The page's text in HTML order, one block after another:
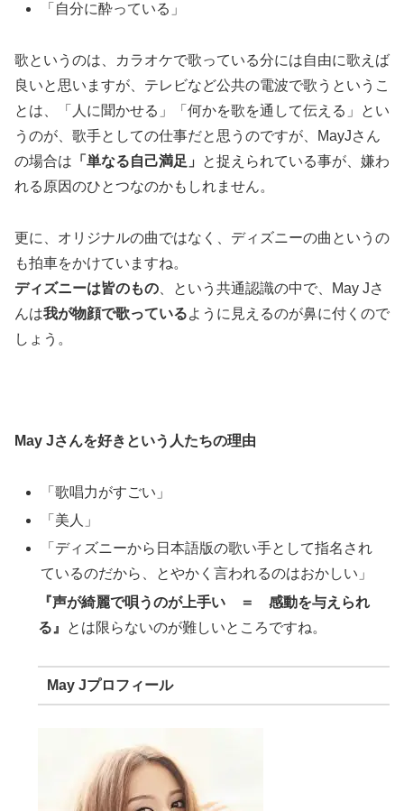
「自分に酔っている」
歌というのは、カラオケで歌っている分には自由に歌えば
良いと思いますが、テレビなど公共の電波で歌うというこ
とは、「人に聞かせる」「何かを歌を通して伝える」とい
うのが、歌手としての仕事だと思うのですが、MayJさん
の場合は 「単なる自己満足」
と捉えられている事が、嫌わ
れる原因のひとつなのかもしれません。
更に、オリジナルの曲ではなく、ディズニーの曲というの
も拍車をかけていますね。
ディズニーは皆のもの 、という共通認識の中で、May Jさ
んは我が物顔で歌っているように見えるのが鼻に付くので
しょう。
May Jさんを好きという人たちの理由
「歌唱力がすごい」
「美人」
「ディズニーから日本語版の歌い手として指名され
ているのだから、とやかく言われるのはおかしい」
『声が綺麗で唄うのが上手い ＝ 感動を与えられ
る』
とは限らないのが難しいところですね。
May Jプロフィール